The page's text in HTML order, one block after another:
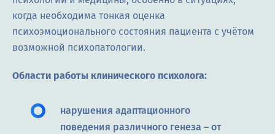
когда необходима тонкая оценка
психоэмоционального состояния пациента с учётом
возможной психопатологии.
Области работы клинического психолога:
нарушения адаптационного
поведения различного генеза – от